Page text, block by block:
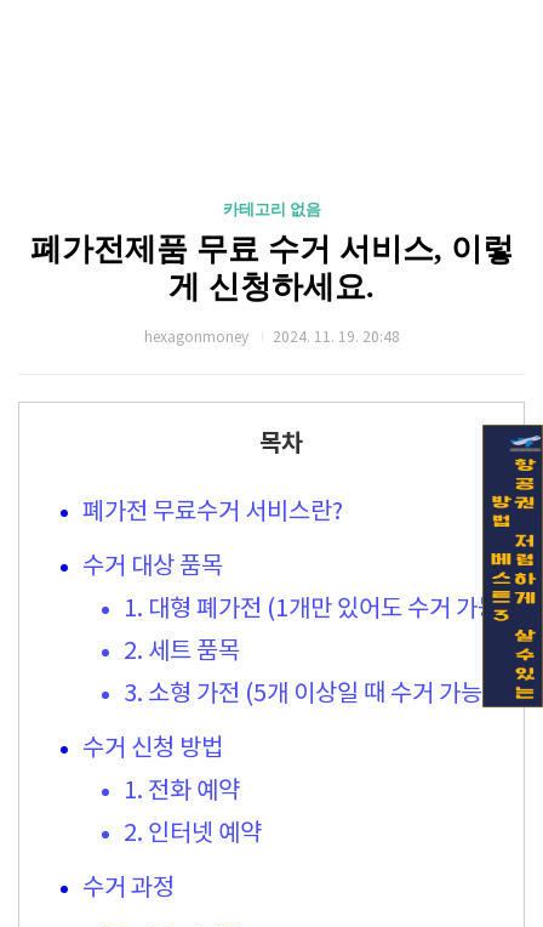
카테고리 없음
폐가전제품 무료 수거 서비스, 이렇
게 신청하세요.
hexagonmoney 2024. 11. 19. 20:48
목차
폐가전 무료수거 서비스란?
수거 대상 품목
1. 대형 폐가전 (1개만 있어도 수거 가능)
2. 세트 품목
3. 소형 가전 (5개 이상일 때 수거 가능)
수거 신청 방법
1. 전화 예약
2. 인터넷 예약
수거 과정